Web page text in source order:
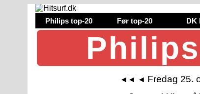
Philips top-20 Før top-20 DK
◄◄ ◄ Fredag 25.